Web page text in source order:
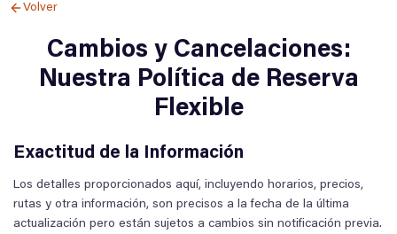
Volver
Cambios y Cancelaciones:
Nuestra Política de Reserva
Flexible
Exactitud de la Información
Los detalles proporcionados aquí, incluyendo horarios, precios,
rutas y otra información, son precisos a la fecha de la última
actualización pero están sujetos a cambios sin notificación previa.